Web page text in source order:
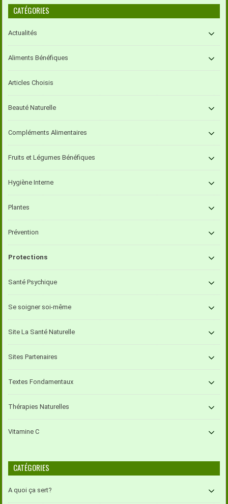
CATÉGORIES
Actualités
Aliments Bénéfiques
Articles Choisis
Beauté Naturelle
Compléments Alimentaires
Fruits et Légumes Bénéfiques
Hygiène Interne
Plantes
Prévention
Protections
Santé Psychique
Se soigner soi-même
Site La Santé Naturelle
Sites Partenaires
Textes Fondamentaux
Thérapies Naturelles
Vitamine C
CATÉGORIES
A quoi ça sert?